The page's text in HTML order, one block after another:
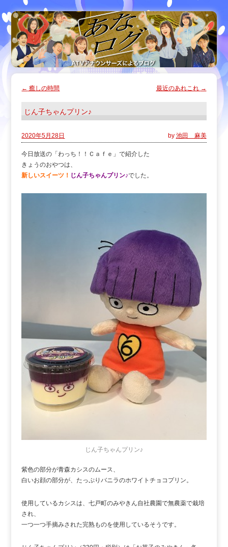
← 癒しの時間 最近のあれこれ →
じん子ちゃんプリン♪
2020年5月28日 by 池田 麻美
今日放送の「わっち！！Ｃａｆｅ」で紹介した
きょうのおやつは、
新しいスイーツ！ じん子ちゃんプリン♪でした。
じん子ちゃんプリン♪
紫色の部分が青森カシスのムース、
白いお顔の部分が、たっぷりバニラのホワイトチョコプリン。
使用しているカシスは、七戸町のみやきん自社農園で無農薬で栽培
され、
一つ一つ手摘みされた完熟ものを使用しているそうです。